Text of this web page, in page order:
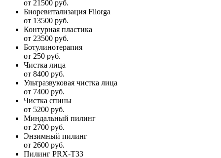
от 21500 руб.
Биоревитализация Filorga
от 13500 руб.
Контурная пластика
от 23500 руб.
Ботулинотерапия
от 250 руб.
Чистка лица
от 8400 руб.
Ультразвуковая чистка лица
от 7400 руб.
Чистка спины
от 5200 руб.
Миндальный пилинг
от 2700 руб.
Энзимный пилинг
от 2600 руб.
Пилинг PRX-T33